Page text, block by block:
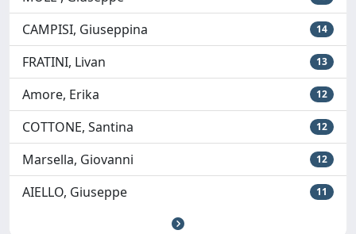
CAMPISI, Giuseppina 14
FRATINI, Livan 13
Amore, Erika 12
COTTONE, Santina 12
Marsella, Giovanni 12
AIELLO, Giuseppe 11